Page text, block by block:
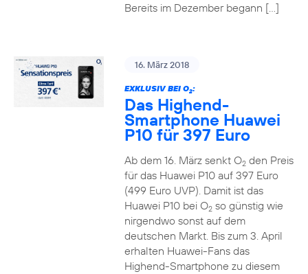
Bereits im Dezember begann […]
16. März 2018
EXKLUSIV BEI O2:
Das Highend-
Smartphone Huawei
P10 für 397 Euro
Ab dem 16. März senkt O2den Preis
für das Huawei P10 auf 397 Euro
(499 Euro UVP). Damit ist das
Huawei P10 bei O2so günstig wie
nirgendwo sonst auf dem
deutschen Markt. Bis zum 3. April
erhalten Huawei-Fans das
Highend-Smartphone zu diesem